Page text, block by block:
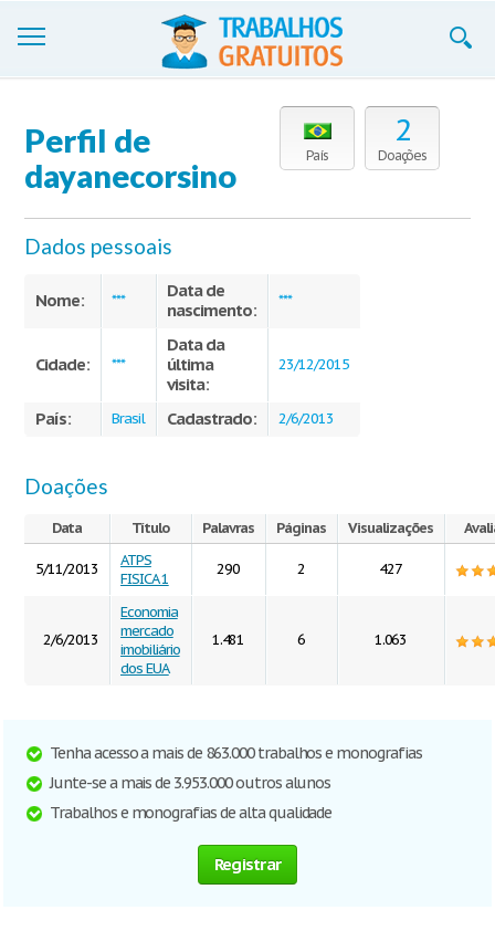
Cadastre-se
Entre
Blog
Contate-nos
País
2
Doações
Perfil de
dayanecorsino
Dados pessoais
Nome: ***
Data de
nascimento:
***
Cidade: ***
Data da
última
visita:
23/12/2015
País: Brasil Cadastrado: 2/6/2013
Doações
Data Título Palavras Páginas Visualizações
5/11/2013
ATPS
FISICA 1
290 2 427
2/6/2013
Economia
mercado
imobiliário
dos EUA
1.481 6 1.063
Tenha acesso a mais de 863.000 trabalhos e monografias
Junte-se a mais de 3.953.000 outros alunos
Trabalhos e monografias de alta qualidade
Registrar